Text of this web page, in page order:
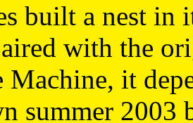
built a nest in
with the
Machine, it
summer 2003